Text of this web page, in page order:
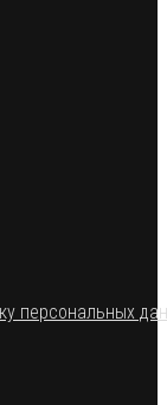
персональных